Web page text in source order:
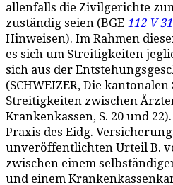
allenfalls die Zivilgerichte
zuständig seien (BGE 112 V
Hinweisen). Im Rahmen
es sich um Streitigkeiten
sich aus der
(SCHWEIZER, Die
Streitigkeiten zwischen
Krankenkassen, S. 20 und
Praxis des Eidg.
unveröffentlichten Urteil B.
zwischen einem
und einem